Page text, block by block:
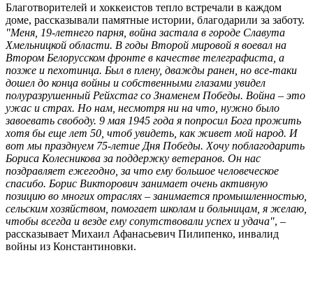
Благотворителей и хоккеистов тепло встречали в каждом
доме, рассказывали памятные истории, благодарили за заботу.
"Меня, 19-летнего парня, война застала в городе Славута
Хмельницкой области. В годы Второй мировой я воевал на
Втором Белорусском фронте в качестве телеграфиста, а
позже и пехотинца. Был в плену, дважды ранен, но все-таки
дошел до конца войны и собственными глазами увидел
полуразрушенный Рейхстаг со Знаменем Победы. Война – это
ужас и страх. Но нам, несмотря ни на что, нужно было
завоевать свободу. 9 мая 1945 года я попросил Бога прожить
хотя бы еще лет 50, чтоб увидеть, как живет мой народ. И
вот мы празднуем 75-летие Дня Победы. Хочу поблагодарить
Бориса Колесникова за поддержку ветеранов. Он нас
поздравляет ежегодно, за что ему большое человеческое
спасибо. Борис Викторович занимает очень активную
позицию во многих отраслях – занимается промышленностью,
сельским хозяйством, помогает школам и больницам, я желаю,
чтобы всегда и везде ему сопутствовали успех и удача", –
рассказывает Михаил Афанасьевич Пилипенко, инвалид
войны из Константиновки.